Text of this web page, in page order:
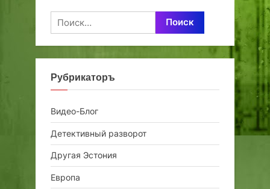
Найти:
Рубрикаторъ
Видео-Блог
Детективный разворот
Другая Эстония
Европа